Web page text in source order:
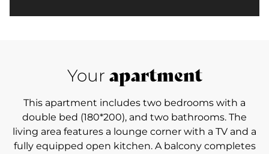
Your apartment
This apartment includes two bedrooms with a
double bed (180*200), and two bathrooms. The
living area features a lounge corner with a TV and a
fully equipped open kitchen. A balcony completes